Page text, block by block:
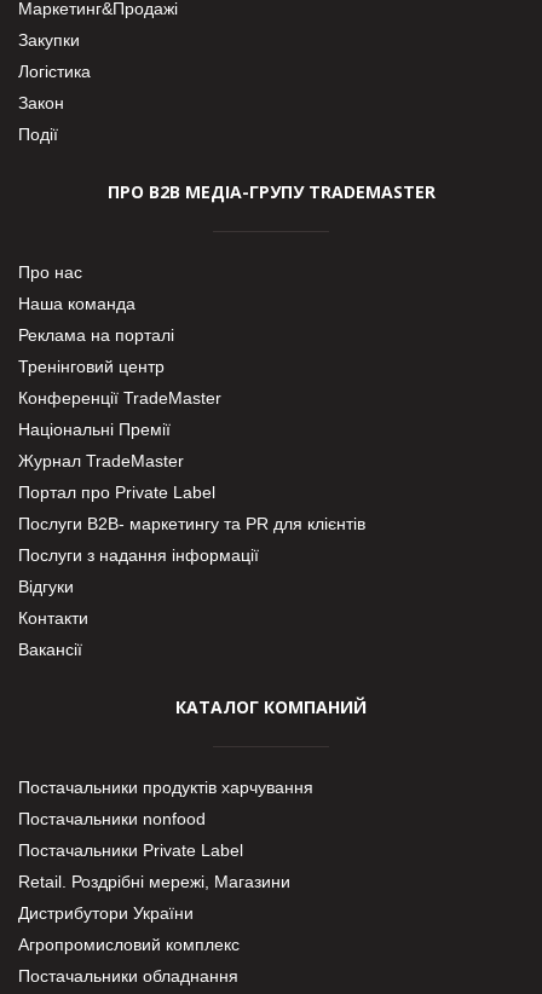
Маркетинг&Продажі
Закупки
Логістика
Закон
Події
ПРО В2В МЕДІА-ГРУПУ TRADEMASTER
Про нас
Наша команда
Реклама на порталі
Тренінговий центр
Конференції TradeMaster
Національні Премії
Журнал TradeMaster
Портал про Private Label
Послуги В2В- маркетингу та PR для клієнтів
Послуги з надання інформації
Відгуки
Контакти
Вакансії
КАТАЛОГ КОМПАНИЙ
Постачальники продуктів харчування
Постачальники nonfood
Постачальники Private Label
Retail. Роздрібні мережі, Магазини
Дистрибутори України
Агропромисловий комплекс
Постачальники обладнання